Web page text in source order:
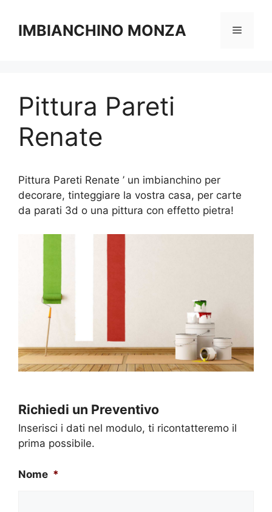
contenuto
IMBIANCHINO MONZA Menu
Pittura Pareti
Renate
Pittura Pareti Renate ’ un imbianchino per
decorare, tinteggiare la vostra casa, per carte
da parati 3d o una pittura con effetto pietra!
Richiedi un Preventivo
Inserisci i dati nel modulo, ti ricontatteremo il
prima possibile.
Nome *